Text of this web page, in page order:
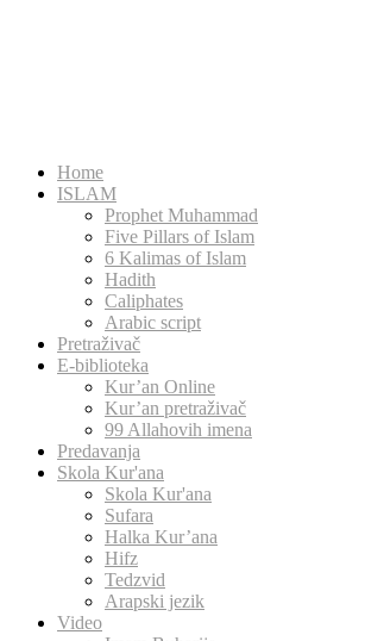
Home
ISLAM
Prophet Muhammad
Five Pillars of Islam
6 Kalimas of Islam
Hadith
Caliphates
Arabic script
Pretraživač
E-biblioteka
Kur’an Online
Kur’an pretraživač
99 Allahovih imena
Predavanja
Skola Kur'ana
Skola Kur'ana
Sufara
Halka Kur’ana
Hifz
Tedzvid
Arapski jezik
Video